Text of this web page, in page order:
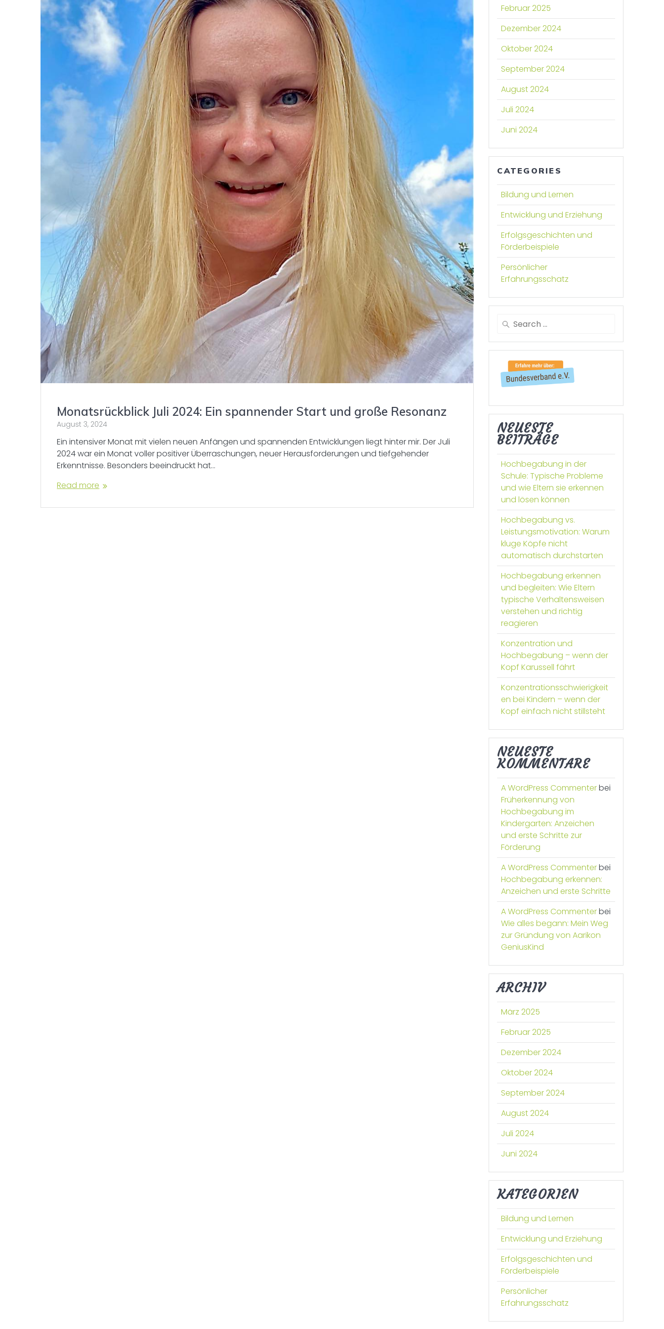
Monatsrückblick Juli 2024: Ein spannender Start und große Resonanz
August 3, 2024
Ein intensiver Monat mit vielen neuen Anfängen und spannenden Entwicklungen liegt hinter mir. Der Juli
2024 war ein Monat voller positiver Überraschungen, neuer Herausforderungen und tiefgehender
Erkenntnisse. Besonders beeindruckt hat…
Read more
Februar 2025
Dezember 2024
Oktober 2024
September 2024
August 2024
Juli 2024
Juni 2024
CATEGORIES
Bildung und Lernen
Entwicklung und Erziehung
Erfolgsgeschichten und
Förderbeispiele
Persönlicher
Erfahrungsschatz
Search
NEUESTE
BEITRÄGE
Hochbegabung in der
Schule: Typische Probleme
und wie Eltern sie erkennen
und lösen können
Hochbegabung vs.
Leistungsmotivation: Warum
kluge Köpfe nicht
automatisch durchstarten
Hochbegabung erkennen
und begleiten: Wie Eltern
typische Verhaltensweisen
verstehen und richtig
reagieren
Konzentration und
Hochbegabung – wenn der
Kopf Karussell fährt
Konzentrationsschwierigkeit
en bei Kindern – wenn der
Kopf einfach nicht stillsteht
NEUESTE
KOMMENTARE
A WordPress Commenterbei
Früherkennung von
Hochbegabung im
Kindergarten: Anzeichen
und erste Schritte zur
Förderung
A WordPress Commenterbei
Hochbegabung erkennen:
Anzeichen und erste Schritte
A WordPress Commenterbei
Wie alles begann: Mein Weg
zur Gründung von Aarikon
GeniusKind
ARCHIV
März 2025
Februar 2025
Dezember 2024
Oktober 2024
September 2024
August 2024
Juli 2024
Juni 2024
KATEGORIEN
Bildung und Lernen
Entwicklung und Erziehung
Erfolgsgeschichten und
Förderbeispiele
Persönlicher
Erfahrungsschatz